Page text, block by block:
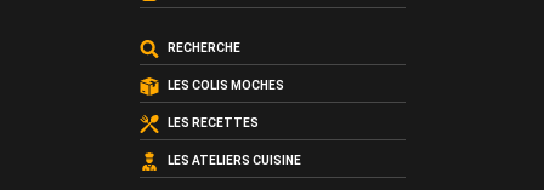
RECHERCHE
LES COLIS MOCHES
LES RECETTES
LES ATELIERS CUISINE